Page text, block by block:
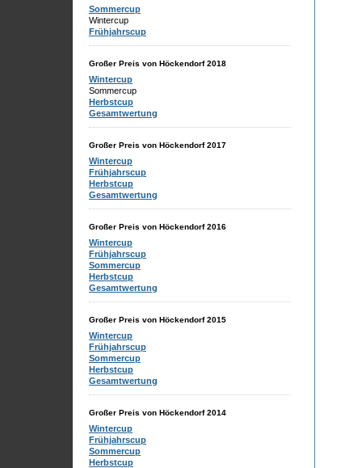
Sommercup
Wintercup
Frühjahrscup
Großer Preis von Höckendorf 2018
Wintercup
Sommercup
Herbstcup
Gesamtwertung
Großer Preis von Höckendorf 2017
Wintercup
Frühjahrscup
Herbstcup
Gesamtwertung
Großer Preis von Höckendorf 2016
Wintercup
Frühjahrscup
Sommercup
Herbstcup
Gesamtwertung
Großer Preis von Höckendorf 2015
Wintercup
Frühjahrscup
Sommercup
Herbstcup
Gesamtwertung
Großer Preis von Höckendorf 2014
Wintercup
Frühjahrscup
Sommercup
Herbstcup